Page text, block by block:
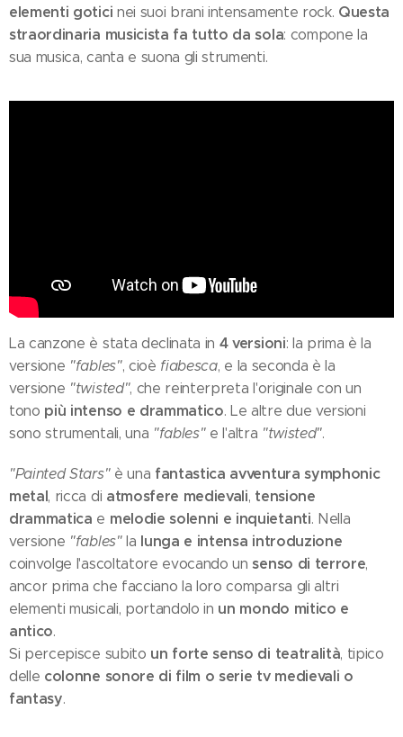
elementi gotici nei suoi brani intensamente rock. Questa
straordinaria musicista fa tutto da sola: compone la
sua musica, canta e suona gli strumenti.
La canzone è stata declinata in 4 versioni: la prima è la
versione "fables", cioè fiabesca, e la seconda è la
versione "twisted", che reinterpreta l'originale con un
tono più intenso e drammatico. Le altre due versioni
sono strumentali, una "fables"e l'altra "twisted".
"Painted Stars"è una fantastica avventura symphonic
metal, ricca di atmosfere medievali, tensione
drammatica e melodie solenni e inquietanti. Nella
versione "fables"la lunga e intensa introduzione
coinvolge l'ascoltatore evocando unsenso di terrore,
ancor prima che facciano la loro comparsa gli altri
elementi musicali, portandolo in un mondo mitico e
antico.
Si percepisce subito un forte senso di teatralità, tipico
delle colonne sonore di film o serie tv medievali o
fantasy.